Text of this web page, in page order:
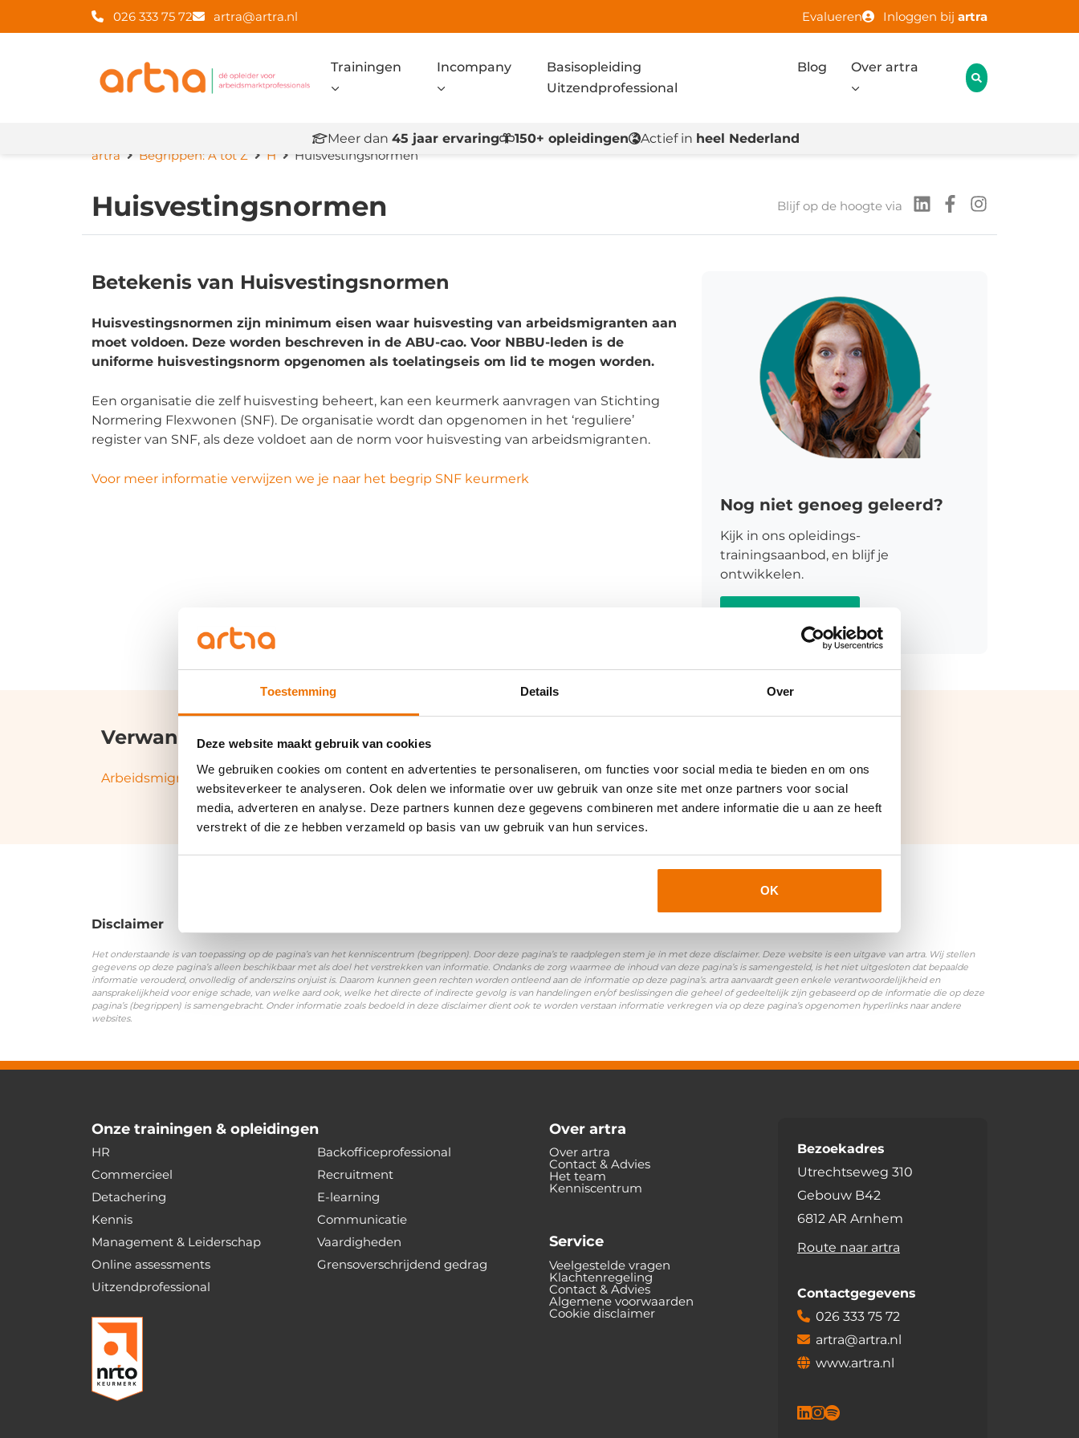
Toestemming Details Over
Deze website maakt gebruik van cookies
We gebruiken cookies om content en advertenties te personaliseren, om functies voor social media te bieden en om ons
websiteverkeer te analyseren. Ook delen we informatie over uw gebruik van onze site met onze partners voor social
media, adverteren en analyse. Deze partners kunnen deze gegevens combineren met andere informatie die u aan ze heeft
verstrekt of die ze hebben verzameld op basis van uw gebruik van hun services.
OK
026 333 75 72 artra@artra.nl Evalueren Inloggen bij artra
Trainingen Incompany
Basisopleiding
Uitzendprofessional
Blog Over artra
Meer dan 45 jaar ervaring 150+ opleidingen Actief in heel Nederland
artra
Begrippen: A tot Z H Huisvestingsnormen
Huisvestingsnormen Blijf op de hoogte via
Betekenis van Huisvestingsnormen
Huisvestingsnormen zijn minimum eisen waar huisvesting van arbeidsmigranten aan
moet voldoen. Deze worden beschreven in de ABU-cao. Voor NBBU-leden is de
uniforme huisvestingsnorm opgenomen als toelatingseis om lid te mogen worden.
Een organisatie die zelf huisvesting beheert, kan een keurmerk aanvragen van Stichting
Normering Flexwonen (SNF). De organisatie wordt dan opgenomen in het ‘reguliere’
register van SNF, als deze voldoet aan de norm voor huisvesting van arbeidsmigranten.
Voor meer informatie verwijzen we je naar het begrip SNF keurmerk
Nog niet genoeg geleerd?
Kijk in ons opleidings-
trainingsaanbod, en blijf je
ontwikkelen.
Verwante termen en synoniemen:
Arbeidsmigrant|Grensoverschrijdende arbeid|SNCU (Stichting Naleving CAO voor Uitzendkrachten) |SNF keurmerk
Disclaimer
Het onderstaande is van toepassing op de pagina’s van het kenniscentrum (begrippen). Door deze pagina’s te raadplegen stem je in met deze disclaimer. Deze website is een uitgave van artra. Wij stellen
gegevens op deze pagina’s alleen beschikbaar met als doel het verstrekken van informatie. Ondanks de zorg waarmee de inhoud van deze pagina’s is samengesteld, is het niet uitgesloten dat bepaalde
informatie verouderd, onvolledig of anderszins onjuist is. Daarom kunnen geen rechten worden ontleend aan de informatie op deze pagina’s. artra aanvaardt geen enkele verantwoordelijkheid en
aansprakelijkheid voor enige schade, van welke aard ook, welke het directe of indirecte gevolg is van handelingen en/of beslissingen die geheel of gedeeltelijk zijn gebaseerd op de informatie die op deze
pagina’s (begrippen) is samengebracht. Onder informatie zoals bedoeld in deze disclaimer dient ook te worden verstaan informatie verkregen via op deze pagina’s opgenomen hyperlinks naar andere
websites.
Onze trainingen & opleidingen
HR
Commercieel
Detachering
Kennis
Management & Leiderschap
Online assessments
Uitzendprofessional
Backofficeprofessional
Recruitment
E-learning
Communicatie
Vaardigheden
Grensoverschrijdend gedrag
Over artra
Over artra
Contact & Advies
Het team
Kenniscentrum
Service
Veelgestelde vragen
Klachtenregeling
Contact & Advies
Algemene voorwaarden
Cookie disclaimer
Bezoekadres
Utrechtseweg 310
Gebouw B42
6812 AR Arnhem
Route naar artra
Contactgegevens
026 333 75 72
artra@artra.nl
www.artra.nl